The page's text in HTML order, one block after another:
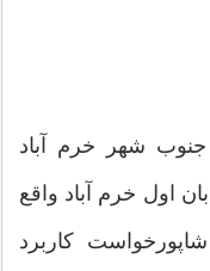
جنوب شهر خرم آباد
اول خرم آباد واقع
کاربرد